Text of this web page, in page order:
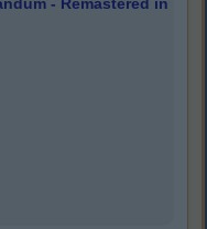
- Remastered in